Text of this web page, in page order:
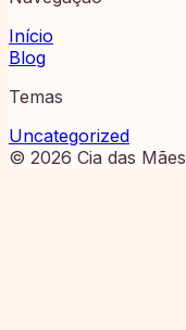
Início
Blog
Temas
Uncategorized
© 2026 Cia das Mães